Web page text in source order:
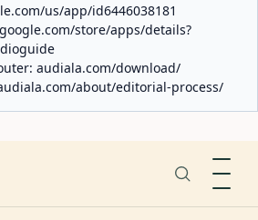
us/app/id6446038181
store/apps/details?
audiala.com/download/
about/editorial-process/